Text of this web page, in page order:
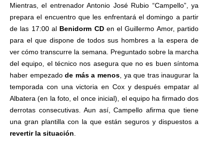
Mientras, el entrenador Antonio José Rubio “Campello”, ya
prepara el encuentro que les enfrentará el domingo a partir
de las 17:00 al Benidorm CDen el Guillermo Amor, partido
para el que dispone de todos sus hombres a la espera de
ver cómo transcurre la semana. Preguntado sobre la marcha
del equipo, el técnico nos asegura que no es buen síntoma
haber empezadode más a menos , ya que tras inaugurar la
temporada con una victoria en Cox y después empatar al
Albatera (en la foto, el once inicial), el equipo ha firmado dos
derrotas consecutivas.Aun así, Campello afirma que tiene
una gran plantilla con la que están seguros y dispuestos a
revertir la situación